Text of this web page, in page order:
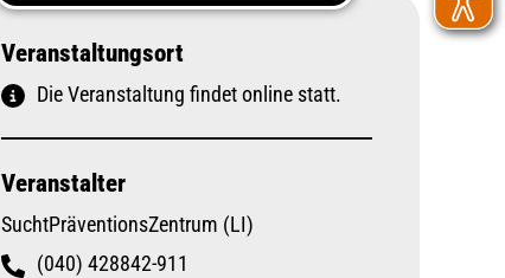
Veranstaltungsort
Die Veranstaltung findet online statt.
Veranstalter
SuchtPräventionsZentrum (LI)
(040) 428842-911